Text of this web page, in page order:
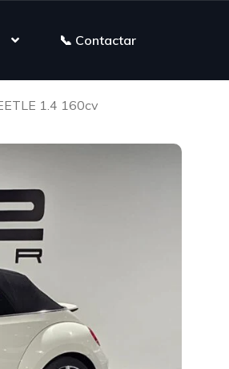
📞 Contactar
1.4 160cv